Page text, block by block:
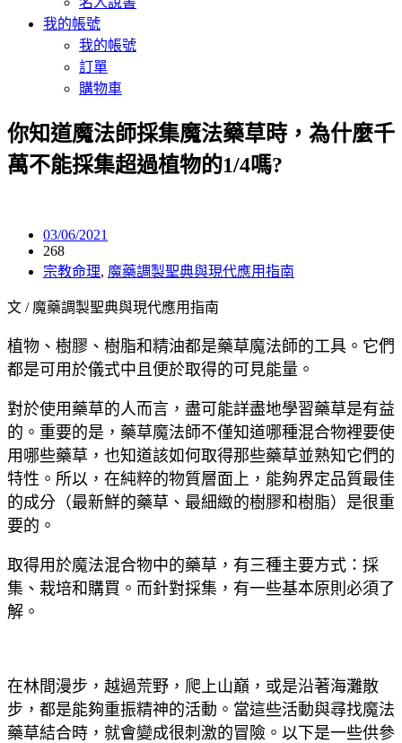
我的帳號
我的帳號
訂單
購物車
你知道魔法師採集魔法藥草時，為什麼千
萬不能採集超過植物的1/4嗎?
03/06/2021
268
宗教命理, 魔藥調製聖典與現代應用指南
文 / 魔藥調製聖典與現代應用指南
植物、樹膠、樹脂和精油都是藥草魔法師的工具。它們
都是可用於儀式中且便於取得的可見能量。
對於使用藥草的人而言，盡可能詳盡地學習藥草是有益
的。重要的是，藥草魔法師不僅知道哪種混合物裡要使
用哪些藥草，也知道該如何取得那些藥草並熟知它們的
特性。所以，在純粹的物質層面上，能夠界定品質最佳
的成分（最新鮮的藥草、最細緻的樹膠和樹脂）是很重
要的。
取得用於魔法混合物中的藥草，有三種主要方式：採
集、栽培和購買。而針對採集，有一些基本原則必須了
解。
在林間漫步，越過荒野，爬上山巔，或是沿著海灘散
步，都是能夠重振精神的活動。當這些活動與尋找魔法
藥草結合時，就會變成很刺激的冒險。以下是一些供參